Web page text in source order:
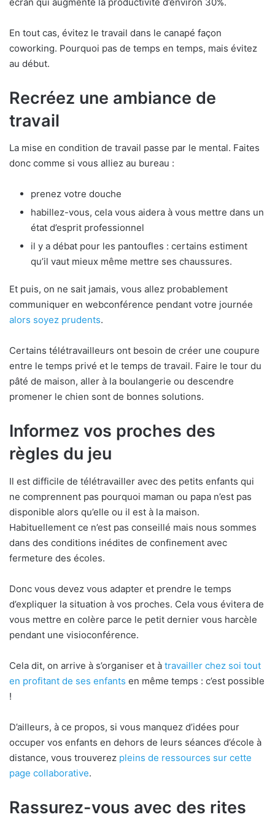
En tout cas, évitez le travail dans le canapé façon
coworking. Pourquoi pas de temps en temps, mais évitez
au début.
Recréez une ambiance de
travail
La mise en condition de travail passe par le mental. Faites
donc comme si vous alliez au bureau :
prenez votre douche
habillez-vous, cela vous aidera à vous mettre dans un
état d’esprit professionnel
il y a débat pour les pantoufles : certains estiment
qu’il vaut mieux même mettre ses chaussures.
Et puis, on ne sait jamais, vous allez probablement
communiquer en webconférence pendant votre journée
alors soyez prudents.
Certains télétravailleurs ont besoin de créer une coupure
entre le temps privé et le temps de travail. Faire le tour du
pâté de maison, aller à la boulangerie ou descendre
promener le chien sont de bonnes solutions.
Informez vos proches des
règles du jeu
Il est difficile de télétravailler avec des petits enfants qui
ne comprennent pas pourquoi maman ou papa n’est pas
disponible alors qu’elle ou il est à la maison.
Habituellement ce n’est pas conseillé mais nous sommes
dans des conditions inédites de confinement avec
fermeture des écoles.
Donc vous devez vous adapter et prendre le temps
d’expliquer la situation à vos proches. Cela vous évitera de
vous mettre en colère parce le petit dernier vous harcèle
pendant une visioconférence.
Cela dit, on arrive à s’organiser et à travailler chez soi tout
en profitant de ses enfants en même temps : c’est possible
!
D’ailleurs, à ce propos, si vous manquez d’idées pour
occuper vos enfants en dehors de leurs séances d’école à
distance, vous trouverez pleins de ressources sur cette
page collaborative.
Rassurez-vous avec des rites